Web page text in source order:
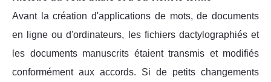
Avant la création d'applications de mots, de documents
en ligne ou d'ordinateurs, les fichiers dactylographiés et
les documents manuscrits étaient transmis et modifiés
conformément aux accords. Si de petits changements